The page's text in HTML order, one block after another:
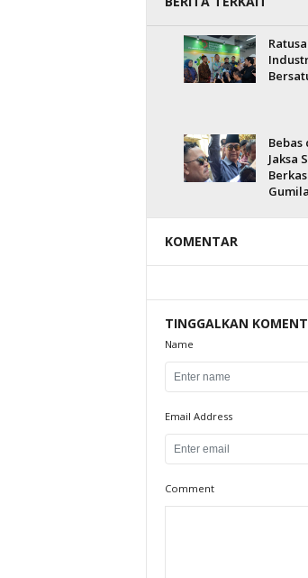
Jaksa
KOMENTAR
TINGGALKAN
Name
Email Address
Comment